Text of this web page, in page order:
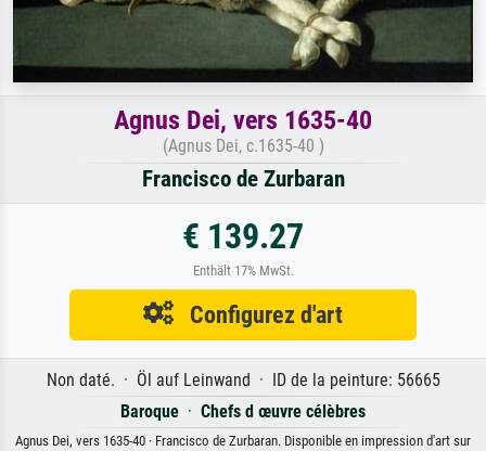
Agnus Dei, vers 1635-40
(Agnus Dei, c.1635-40 )
Francisco de Zurbaran
€ 139.27
Enthält 17% MwSt.
Configurez d'art
Non daté. · Öl auf Leinwand · ID de la peinture: 56665
Baroque · Chefs d œuvre célèbres
Agnus Dei, vers 1635-40 · Francisco de Zurbaran. Disponible en impression d'art sur